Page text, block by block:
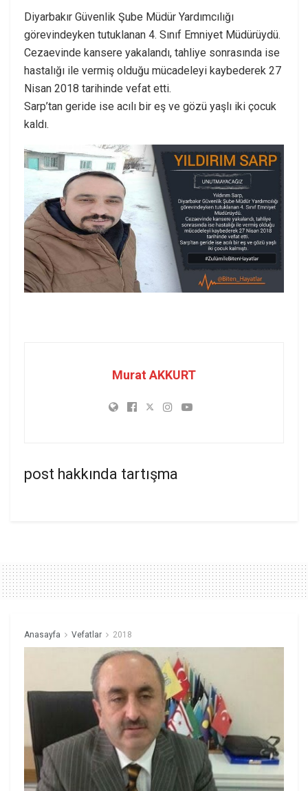
Diyarbakır Güvenlik Şube Müdür Yardımcılığı
görevindeyken tutuklanan 4. Sınıf Emniyet Müdürüydü.
Cezaevinde kansere yakalandı, tahliye sonrasında ise
hastalığı ile vermiş olduğu mücadeleyi kaybederek 27
Nisan 2018 tarihinde vefat etti.
Sarp’tan geride ise acılı bir eş ve gözü yaşlı iki çocuk
kaldı.
Murat AKKURT
post hakkında tartışma
Anasayfa Vefatlar 2018